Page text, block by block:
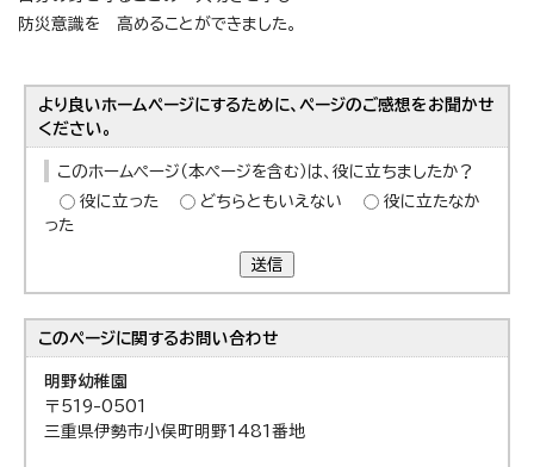
防災意識を 高めることができました。
より良いホームページにするために、ページのご感想をお聞かせ
ください。
このホームページ（本ページを含む）は、役に立ちましたか？
役に立った
どちらともいえない
役に立たなか
った
送信
このページに関するお問い合わせ
明野幼稚園
〒519-0501
三重県伊勢市小俣町明野1481番地